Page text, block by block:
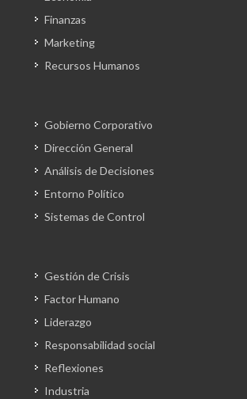
Finanzas
Marketing
Recursos Humanos
Gobierno Corporativo
Dirección General
Análisis de Decisiones
Entorno Político
Sistemas de Control
Gestión de Crisis
Factor Humano
Liderazgo
Responsabilidad social
Reflexiones
Industria